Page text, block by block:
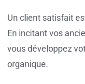
Un client satisfait
En incitant vos
vous développez
organique.